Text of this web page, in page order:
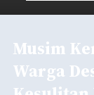
Musim
Warga